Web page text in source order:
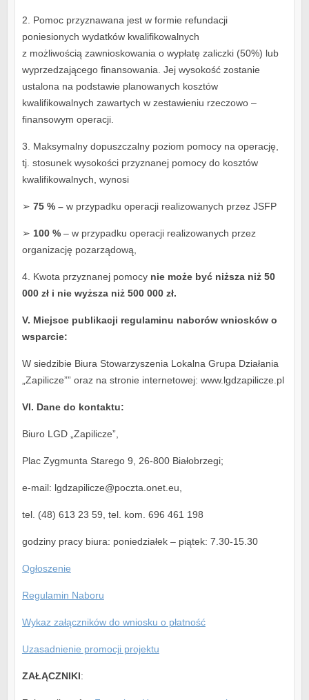
2. Pomoc przyznawana jest w formie refundacji
poniesionych wydatków kwalifikowalnych
z możliwością zawnioskowania o wypłatę zaliczki (50%) lub
wyprzedzającego finansowania. Jej wysokość zostanie
ustalona na podstawie planowanych kosztów
kwalifikowalnych zawartych w zestawieniu rzeczowo –
finansowym operacji.
3. Maksymalny dopuszczalny poziom pomocy na operację,
tj. stosunek wysokości przyznanej pomocy do kosztów
kwalifikowalnych, wynosi
➢ 75 % – w przypadku operacji realizowanych przez JSFP
➢ 100 % – w przypadku operacji realizowanych przez
organizację pozarządową,
4. Kwota przyznanej pomocy nie może być niższa niż 50
000 zł i nie wyższa niż 500 000 zł.
V. Miejsce publikacji regulaminu naborów wniosków o
wsparcie:
W siedzibie Biura Stowarzyszenia Lokalna Grupa Działania
„Zapilicze”” oraz na stronie internetowej: www.lgdzapilicze.pl
VI. Dane do kontaktu:
Biuro LGD „Zapilicze”,
Plac Zygmunta Starego 9, 26-800 Białobrzegi;
e-mail: lgdzapilicze@poczta.onet.eu,
tel. (48) 613 23 59, tel. kom. 696 461 198
godziny pracy biura: poniedziałek – piątek: 7.30-15.30
Ogłoszenie
Regulamin Naboru
Wykaz załączników do wniosku o płatność
Uzasadnienie promocji projektu
ZAŁĄCZNIKI: